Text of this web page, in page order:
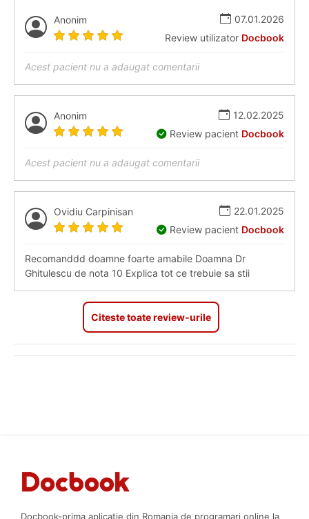
Anonim
07.01.2026
Review utilizator Docbook
Acest pacient nu a adaugat comentarii
Anonim
12.02.2025
Review pacient Docbook
Acest pacient nu a adaugat comentarii
Ovidiu Carpinisan
22.01.2025
Review pacient Docbook
Recomanddd doamne foarte amabile Doamna Dr
Ghitulescu de nota 10 Explica tot ce trebuie sa stii
Citeste toate review-urile
Docbook-prima aplicatie din Romania de programari online la